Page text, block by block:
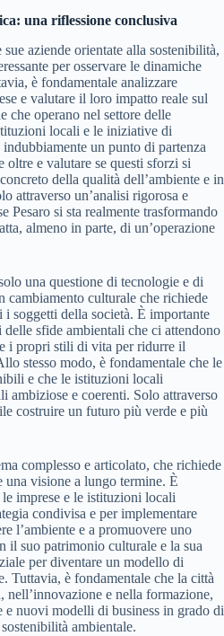
una riflessione conclusiva
aziende orientate alla sostenibilità,
per osservare le dinamiche
è fondamentale analizzare
e valutare il loro impatto reale sul
che operano nel settore delle
locali e le iniziative di
un punto di partenza
oltre e valutare se questi sforzi si
della qualità dell’ambiente e in
attraverso un’analisi rigorosa e
Pesaro si sta realmente trasformando
almeno in parte, di un’operazione
una questione di tecnologie e di
cambiamento culturale che richiede
soggetti della società. È importante
sfide ambientali che ci attendono
i propri stili di vita per ridurre il
stesso modo, è fondamentale che le
e che le istituzioni locali
ambiziose e coerenti. Solo attraverso
costruire un futuro più verde e più
complesso e articolato, che richiede
visione a lungo termine. È
imprese e le istituzioni locali
condivisa e per implementare
l’ambiente e a promuovere uno
il suo patrimonio culturale e la sua
per diventare un modello di
Tuttavia, è fondamentale che la città
nell’innovazione e nella formazione,
e nuovi modelli di business in grado di
ambientale.